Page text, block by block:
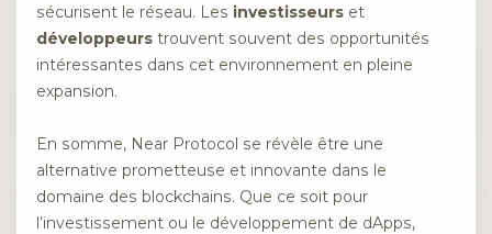
sécurisent le réseau. Les investisseurs et
développeurs trouvent souvent des opportunités
intéressantes dans cet environnement en pleine
expansion.
En somme, Near Protocol se révèle être une
alternative prometteuse et innovante dans le
domaine des blockchains. Que ce soit pour
l’investissement ou le développement de dApps,